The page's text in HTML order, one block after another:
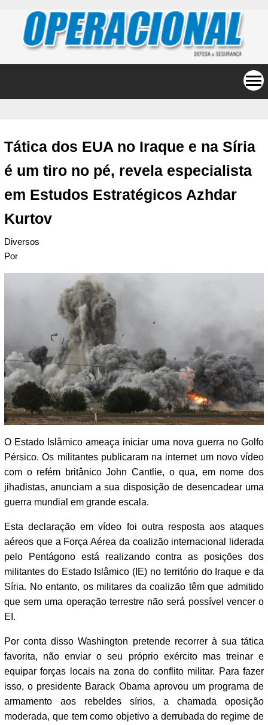
Tática dos EUA no Iraque e na Síria
é um tiro no pé, revela especialista
em Estudos Estratégicos Azhdar
Kurtov
Diversos
Por
O Estado Islâmico ameaça iniciar uma nova guerra no Golfo
Pérsico. Os militantes publicaram na internet um novo vídeo
com o refém britânico John Cantlie, o qua, em nome dos
jihadistas, anunciam a sua disposição de desencadear uma
guerra mundial em grande escala.
Esta declaração em vídeo foi outra resposta aos ataques
aéreos que a Força Aérea da coalizão internacional liderada
pelo Pentágono está realizando contra as posições dos
militantes do Estado Islâmico (IE) no território do Iraque e da
Síria. No entanto, os militares da coalizão têm que admitido
que sem uma operação terrestre não será possível vencer o
EI.
Por conta disso Washington pretende recorrer à sua tática
favorita, não enviar o seu próprio exército mas treinar e
equipar forças locais na zona do conflito militar. Para fazer
isso, o presidente Barack Obama aprovou um programa de
armamento aos rebeldes sírios, a chamada oposição
moderada, que tem como objetivo a derrubada do regime de